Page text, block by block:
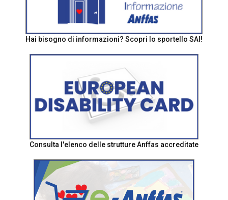
Hai bisogno di informazioni? Scopri lo sportello SAI!
Consulta l'elenco delle strutture Anffas accreditate